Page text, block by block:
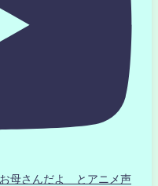
母さんだよ とアニメ声